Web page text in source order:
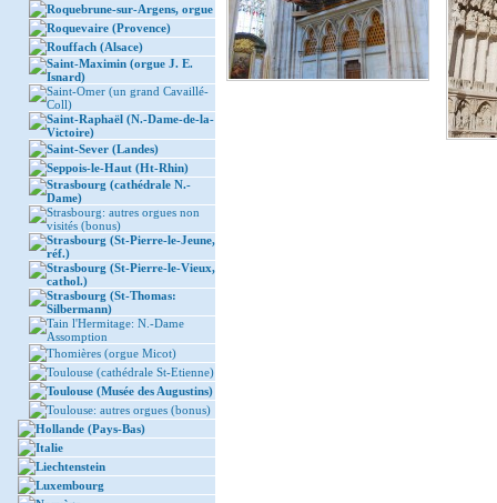
Roquebrune-sur-Argens, orgue
Roquevaire (Provence)
Rouffach (Alsace)
Saint-Maximin (orgue J. E.
Isnard)
Saint-Omer (un grand Cavaillé-
Coll)
Saint-Raphaël (N.-Dame-de-la-
Victoire)
Saint-Sever (Landes)
Seppois-le-Haut (Ht-Rhin)
Strasbourg (cathédrale N.-
Dame)
Strasbourg: autres orgues non
visités (bonus)
Strasbourg (St-Pierre-le-Jeune,
réf.)
Strasbourg (St-Pierre-le-Vieux,
cathol.)
Strasbourg (St-Thomas:
Silbermann)
Tain l'Hermitage: N.-Dame
Assomption
Thomières (orgue Micot)
Toulouse (cathédrale St-Etienne)
Toulouse (Musée des Augustins)
Toulouse: autres orgues (bonus)
Hollande (Pays-Bas)
Italie
Liechtenstein
Luxembourg